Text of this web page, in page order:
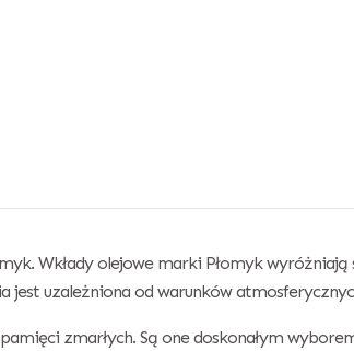
Wkłady olejowe marki Płomyk wyróżniają
jest uzależniona od warunków
zmarłych. Są one doskonałym